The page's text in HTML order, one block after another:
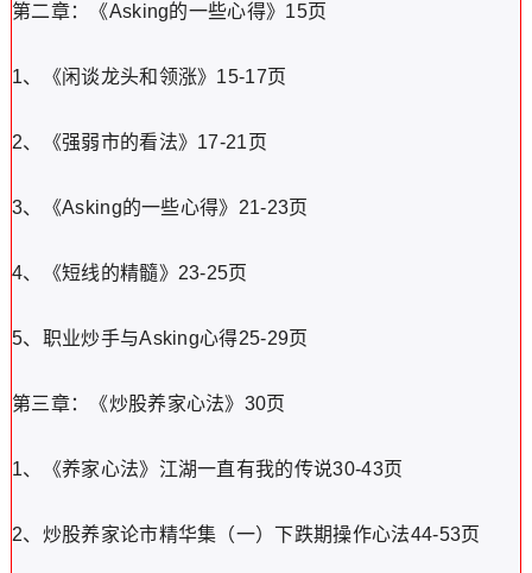
第二章：《Asking的一些心得》15页
1、《闲谈龙头和领涨》15-17页
2、《强弱市的看法》17-21页
3、《Asking的一些心得》21-23页
4、《短线的精髓》23-25页
5、职业炒手与Asking心得25-29页
第三章：《炒股养家心法》30页
1、《养家心法》江湖一直有我的传说30-43页
2、炒股养家论市精华集（一）下跌期操作心法44-53页